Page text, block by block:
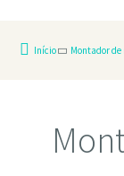
Início Montador de